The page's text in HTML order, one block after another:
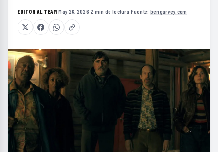
EDITORIAL TEAM·May 26, 2026·2 min de lectura·Fuente: bengarvey.com